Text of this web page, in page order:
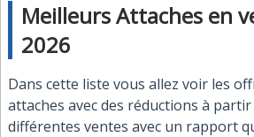
Meilleurs Attaches en
2026
Dans cette liste vous allez voir les
attaches avec des réductions à partir
différentes ventes avec un rapport